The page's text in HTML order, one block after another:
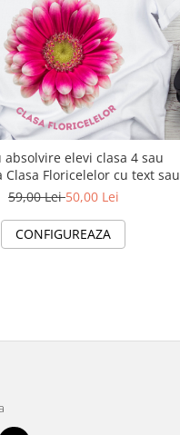
absolvire elevi clasa 4 sau
Floricelelor cu text sau
poze ABS1050
59,00 Lei50,00 Lei
CONFIGUREAZA